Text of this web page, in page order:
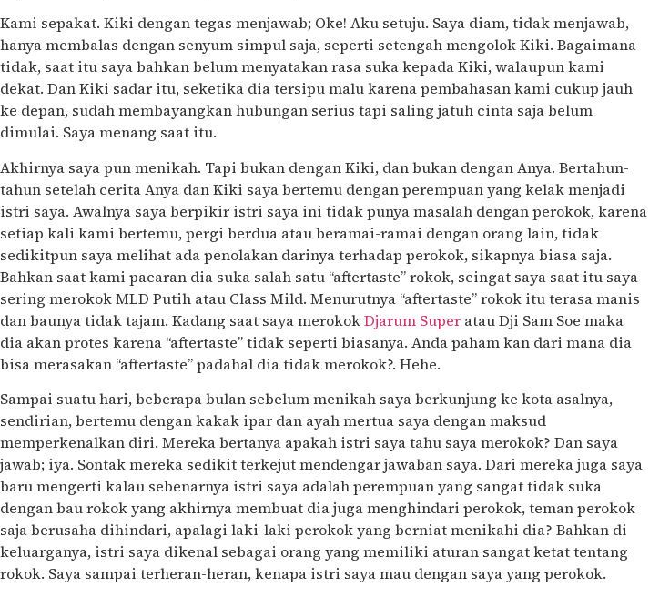
Kami sepakat. Kiki dengan tegas menjawab; Oke! Aku setuju. Saya diam, tidak menjawab,
hanya membalas dengan senyum simpul saja, seperti setengah mengolok Kiki. Bagaimana
tidak, saat itu saya bahkan belum menyatakan rasa suka kepada Kiki, walaupun kami
dekat. Dan Kiki sadar itu, seketika dia tersipu malu karena pembahasan kami cukup jauh
ke depan, sudah membayangkan hubungan serius tapi saling jatuh cinta saja belum
dimulai. Saya menang saat itu.
Akhirnya saya pun menikah. Tapi bukan dengan Kiki, dan bukan dengan Anya. Bertahun-
tahun setelah cerita Anya dan Kiki saya bertemu dengan perempuan yang kelak menjadi
istri saya. Awalnya saya berpikir istri saya ini tidak punya masalah dengan perokok, karena
setiap kali kami bertemu, pergi berdua atau beramai-ramai dengan orang lain, tidak
sedikitpun saya melihat ada penolakan darinya terhadap perokok, sikapnya biasa saja.
Bahkan saat kami pacaran dia suka salah satu “aftertaste” rokok, seingat saya saat itu saya
sering merokok MLD Putih atau Class Mild. Menurutnya “aftertaste” rokok itu terasa manis
dan baunya tidak tajam. Kadang saat saya merokokDjarum Super atau Dji Sam Soe maka
dia akan protes karena “aftertaste” tidak seperti biasanya. Anda paham kan dari mana dia
bisa merasakan “aftertaste” padahal dia tidak merokok?. Hehe.
Sampai suatu hari, beberapa bulan sebelum menikah saya berkunjung ke kota asalnya,
sendirian, bertemu dengan kakak ipar dan ayah mertua saya dengan maksud
memperkenalkan diri. Mereka bertanya apakah istri saya tahu saya merokok? Dan saya
jawab; iya. Sontak mereka sedikit terkejut mendengar jawaban saya. Dari mereka juga saya
baru mengerti kalau sebenarnya istri saya adalah perempuan yang sangat tidak suka
dengan bau rokok yang akhirnya membuat dia juga menghindari perokok, teman perokok
saja berusaha dihindari, apalagi laki-laki perokok yang berniat menikahi dia? Bahkan di
keluarganya, istri saya dikenal sebagai orang yang memiliki aturan sangat ketat tentang
rokok. Saya sampai terheran-heran, kenapa istri saya mau dengan saya yang perokok.